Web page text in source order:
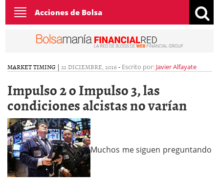
Toggle
navigation
Acciones de Bolsa
MARKET TIMING | 21 DICIEMBRE, 2016- Escrito por: Javier Alfayate
Impulso 2 o Impulso 3, las
condiciones alcistas no varían
Muchos me siguen preguntando